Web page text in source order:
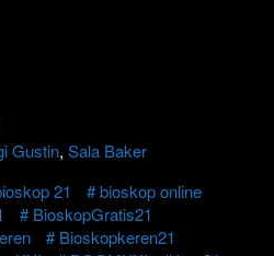
Gustin, Sala Baker
21
bioskop online
BioskopGratis21
Bioskopkeren21